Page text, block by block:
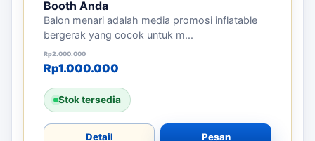
Booth Anda
Balon menari adalah media promosi inflatable
bergerak yang cocok untuk m...
Rp2.000.000
Harga aslinya adalah: Rp2.000.000.
Rp1.000.000
Harga saat ini adalah: Rp1.000.000.
Stok tersedia
Detail Pesan